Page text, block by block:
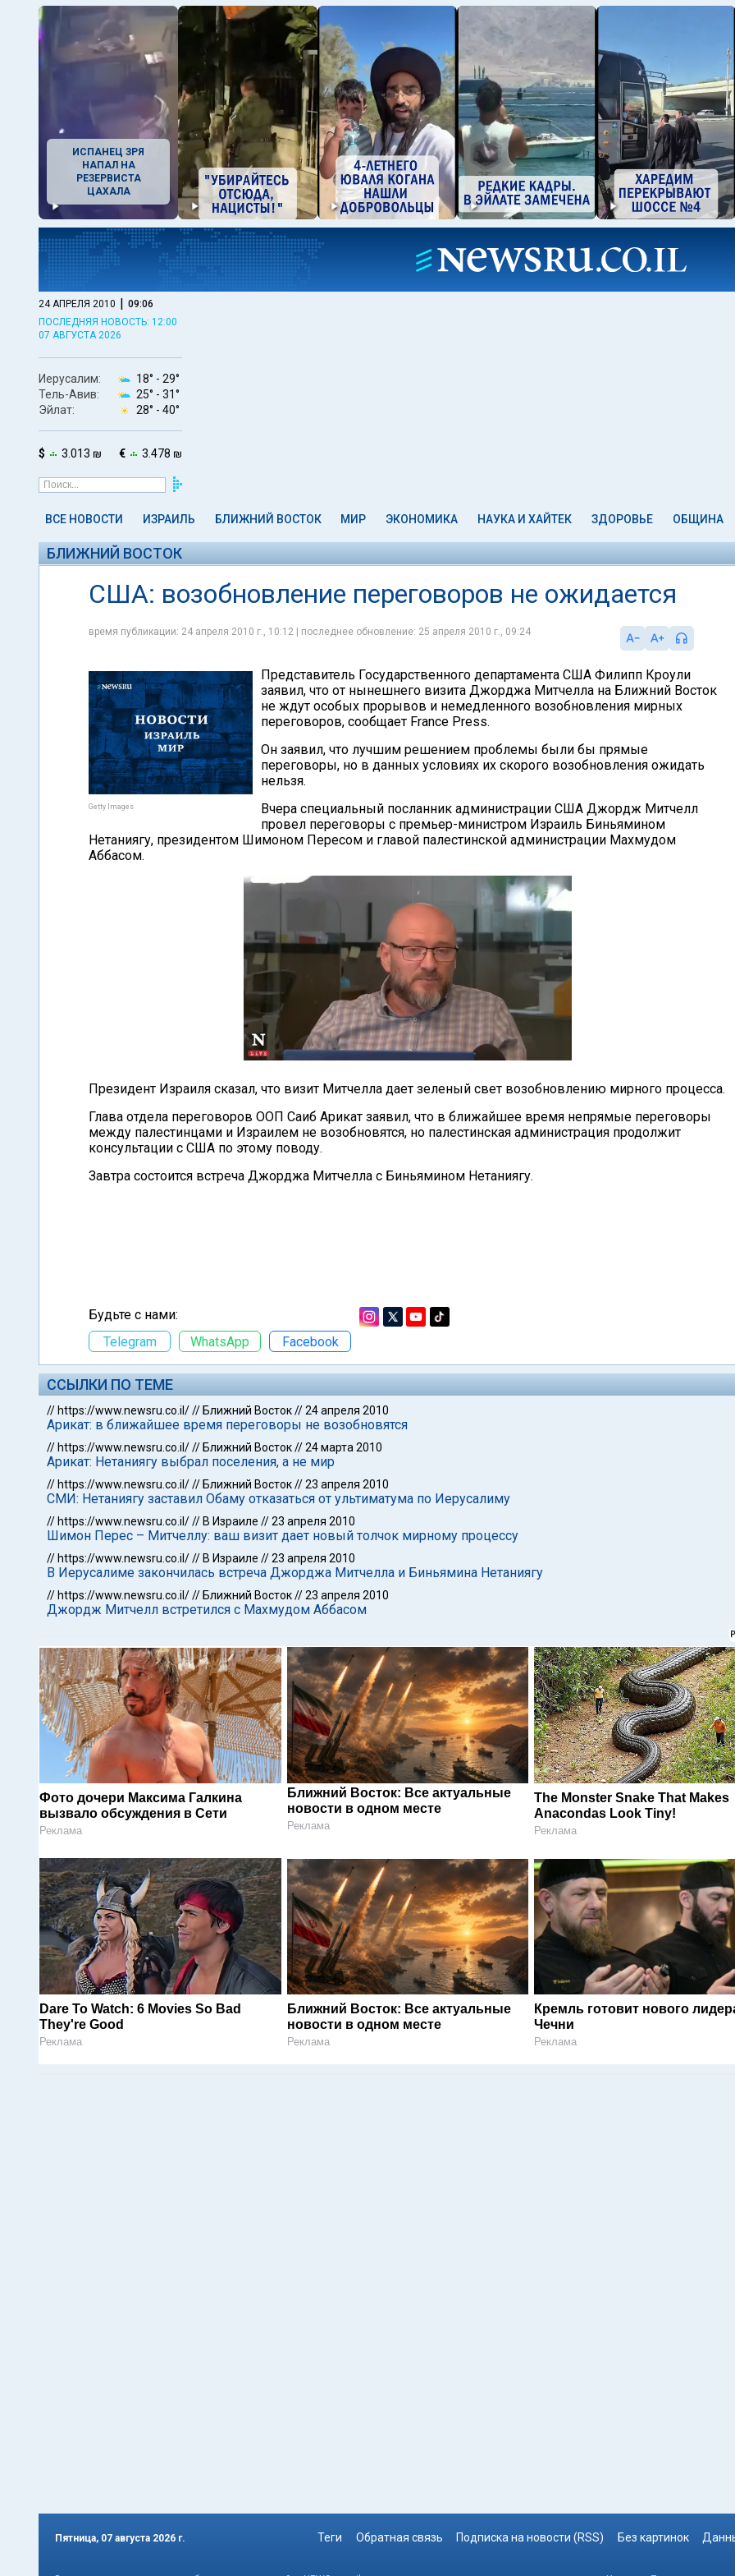
ИСПАНЕЦ ЗРЯ
НАПАЛ НА
РЕЗЕРВИСТА
ЦАХАЛА
24 АПРЕЛЯ 2010 | 09:06
ПОСЛЕДНЯЯ НОВОСТЬ: 12:00
07 АВГУСТА 2026
Иерусалим: 18° - 29°
Тель-Авив:
25° - 31°
Эйлат:
28° - 40°
$ 3.013 ₪ € 3.478 ₪
ВСЕ НОВОСТИ ИЗРАИЛЬ БЛИЖНИЙ ВОСТОК МИР ЭКОНОМИКА НАУКА И ХАЙТЕК ЗДОРОВЬЕ ОБЩИНА
БЛИЖНИЙ ВОСТОК
США: возобновление переговоров не ожидается
время публикации: 24 апреля 2010 г., 10:12 | последнее обновление: 25 апреля 2010 г., 09:24
Getty Images
Представитель Государственного департамента США Филипп Кроули
заявил, что от нынешнего визита Джорджа Митчелла на Ближний Восток
не ждут особых прорывов и немедленного возобновления мирных
переговоров, сообщает France Press.
Он заявил, что лучшим решением проблемы были бы прямые
переговоры, но в данных условиях их скорого возобновления ожидать
нельзя.
Вчера специальный посланник администрации США Джордж Митчелл
провел переговоры с премьер-министром Израиль Биньямином
Нетаниягу, президентом Шимоном Пересом и главой палестинской администрации Махмудом
Аббасом.
Президент Израиля сказал, что визит Митчелла дает зеленый свет возобновлению мирного процесса.
Глава отдела переговоров ООП Саиб Арикат заявил, что в ближайшее время непрямые переговоры
между палестинцами и Израилем не возобновятся, но палестинская администрация продолжит
консультации с США по этому поводу.
Завтра состоится встреча Джорджа Митчелла с Биньямином Нетаниягу.
Будьте с нами:
Telegram
WhatsApp Facebook
ССЫЛКИ ПО ТЕМЕ
// https://www.newsru.co.il/// Ближний Восток//24 апреля 2010
Арикат: в ближайшее время переговоры не возобновятся
// https://www.newsru.co.il/// Ближний Восток//24 марта 2010
Арикат: Нетаниягу выбрал поселения, а не мир
// https://www.newsru.co.il/// Ближний Восток//23 апреля 2010
СМИ: Нетаниягу заставил Обаму отказаться от ультиматума по Иерусалиму
// https://www.newsru.co.il/// В Израиле //23 апреля 2010
Шимон Перес – Митчеллу: ваш визит дает новый толчок мирному процессу
// https://www.newsru.co.il/// В Израиле //23 апреля 2010
В Иерусалиме закончилась встреча Джорджа Митчелла и Биньямина Нетаниягу
// https://www.newsru.co.il/// Ближний Восток//23 апреля 2010
Джордж Митчелл встретился с Махмудом Аббасом
Фото дочери Максима Галкина
вызвало обсуждения в Сети
Реклама
Ближний Восток: Все актуальные
новости в одном месте
Реклама
The Monster Snake That Makes
Anacondas Look Tiny!
Реклама
Dare To Watch: 6 Movies So Bad
They're Good
Реклама
Ближний Восток: Все актуальные
новости в одном месте
Реклама
Кремль готовит нового
Чечни
Реклама
Пятница, 07 августа 2026 г. Теги Обратная связь Подписка на новости (RSS) Без картинок